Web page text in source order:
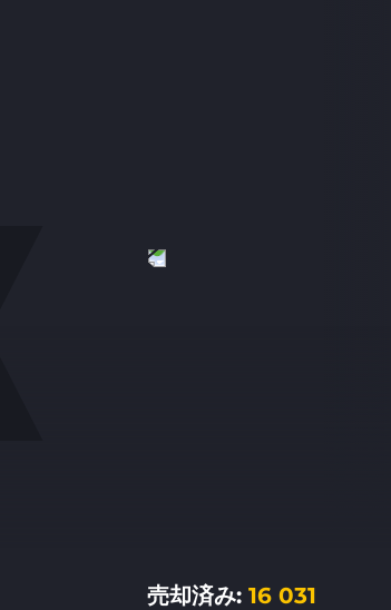
売却済み: 16 031